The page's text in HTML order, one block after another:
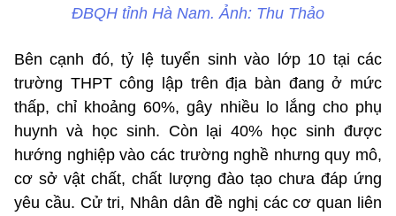
ĐBQH tỉnh Hà Nam. Ảnh: Thu Thảo
Bên cạnh đó, tỷ lệ tuyển sinh vào lớp 10 tại các
trường THPT công lập trên địa bàn đang ở mức
thấp, chỉ khoảng 60%, gây nhiều lo lắng cho phụ
huynh và học sinh. Còn lại 40% học sinh được
hướng nghiệp vào các trường nghề nhưng quy mô,
cơ sở vật chất, chất lượng đào tạo chưa đáp ứng
yêu cầu. Cử tri, Nhân dân đề nghị các cơ quan liên